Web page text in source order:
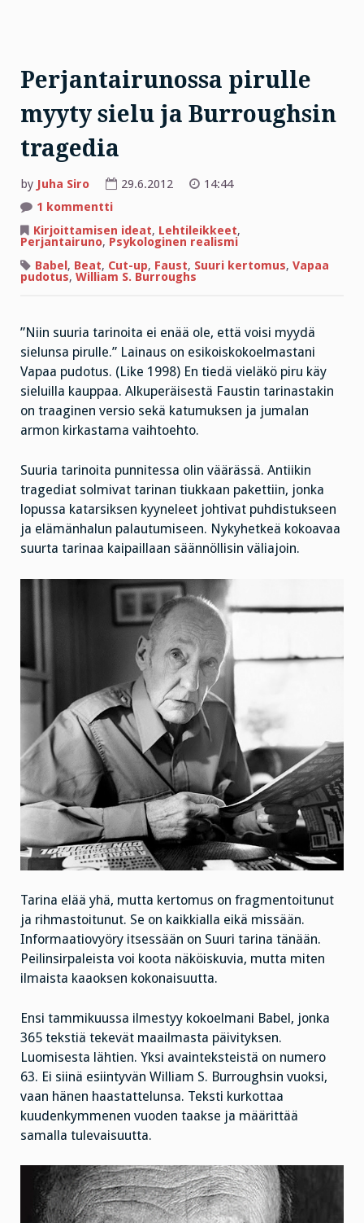
Perjantairunossa pirulle
myyty sielu ja Burroughsin
tragedia
by Juha Siro 29.6.2012
14:44
1 kommenttiartikkeliin
pirulle
myyty
sielu
ja
Burroughsin
Kirjoittamisen ideat, Lehtileikkeet,
Perjantairuno, Psykologinen realismi
Babel, Beat, Cut-up, Faust, Suuri kertomus, Vapaa
pudotus, William S. Burroughs
”Niin suuria tarinoita ei enää ole, että voisi myydä
sielunsa pirulle.” Lainaus on esikoiskokoelmastani
Vapaa pudotus. (Like 1998) En tiedä vieläkö piru käy
sieluilla kauppaa. Alkuperäisestä Faustin tarinastakin
on traaginen versio sekä katumuksen ja jumalan
armon kirkastama vaihtoehto.
Suuria tarinoita punnitessa olin väärässä. Antiikin
tragediat solmivat tarinan tiukkaan pakettiin, jonka
lopussa katarsiksen kyyneleet johtivat puhdistukseen
ja elämänhalun palautumiseen. Nykyhetkeä kokoavaa
suurta tarinaa kaipaillaan säännöllisin väliajoin.
Tarina elää yhä, mutta kertomus on fragmentoitunut
ja rihmastoitunut. Se on kaikkialla eikä missään.
Informaatiovyöry itsessään on Suuri tarina tänään.
Peilinsirpaleista voi koota näköiskuvia, mutta miten
ilmaista kaaoksen kokonaisuutta.
Ensi tammikuussa ilmestyy kokoelmani Babel, jonka
365 tekstiä tekevät maailmasta päivityksen.
Luomisesta lähtien. Yksi avainteksteistä on numero
63. Ei siinä esiintyvän William S. Burroughsin vuoksi,
vaan hänen haastattelunsa. Teksti kurkottaa
kuudenkymmenen vuoden taakse ja määrittää
samalla tulevaisuutta.